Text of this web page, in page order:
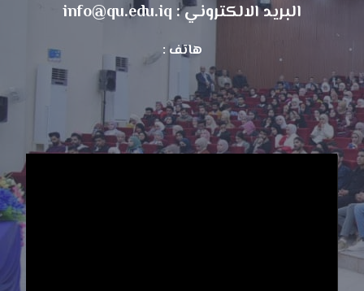
البريد الالكتروني : info@qu.edu.iq
هاتف :